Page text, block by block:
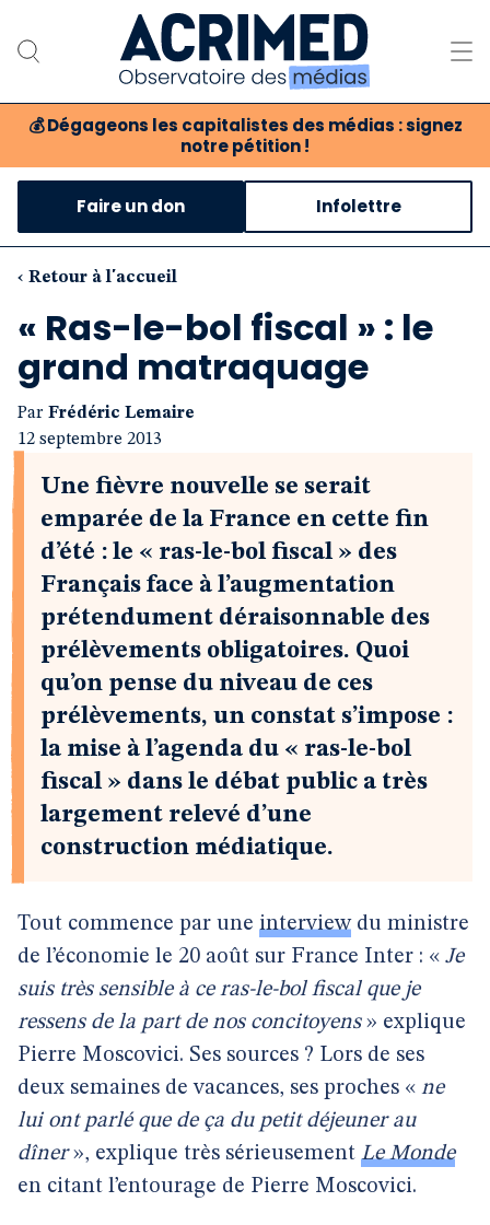
💰 Dégageons les capitalistes des médias : signez
notre pétition !
Notre association
Notre critique des médias
Nos propositions
Notre revue
Boutique
Faire un don Infolettre
‹ Retour à l'accueil
« Ras-le-bol fiscal » : le
grand matraquage
Par Frédéric Lemaire
12 septembre 2013
Une fièvre nouvelle se serait
emparée de la France en cette fin
d’été : le « ras-le-bol fiscal » des
Français face à l’augmentation
prétendument déraisonnable des
prélèvements obligatoires. Quoi
qu’on pense du niveau de ces
prélèvements, un constat s’impose :
la mise à l’agenda du « ras-le-bol
fiscal » dans le débat public a très
largement relevé d’une
construction médiatique.
Tout commence par une interviewdu ministre
de l’économie le 20 août sur France Inter : « Je
suis très sensible à ce ras-le-bol fiscal que je
ressens de la part de nos concitoyens» explique
Pierre Moscovici. Ses sources ? Lors de ses
deux semaines de vacances, ses proches « ne
lui ont parlé que de ça du petit déjeuner au
dîner», explique très sérieusement Le Monde
en citant l’entourage de Pierre Moscovici.